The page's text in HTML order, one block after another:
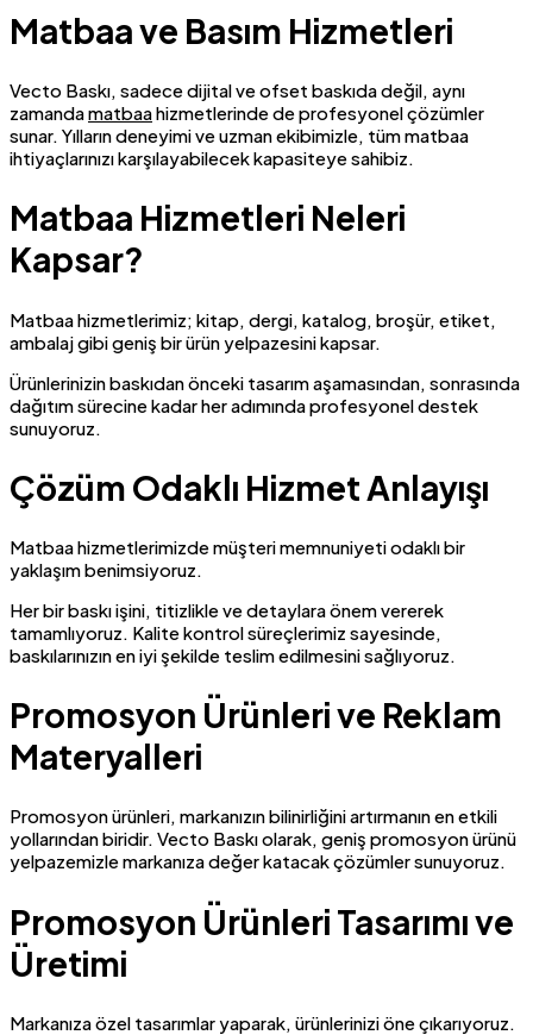
Matbaa ve Basım Hizmetleri
Vecto Baskı, sadece dijital ve ofset baskıda değil, aynı
zamandamatbaahizmetlerinde de profesyonel çözümler
sunar. Yılların deneyimi ve uzman ekibimizle, tüm matbaa
ihtiyaçlarınızı karşılayabilecek kapasiteye sahibiz.
Matbaa Hizmetleri Neleri
Kapsar?
Matbaa hizmetlerimiz; kitap, dergi, katalog, broşür, etiket,
ambalaj gibi geniş bir ürün yelpazesini kapsar.
Ürünlerinizin baskıdan önceki tasarım aşamasından, sonrasında
dağıtım sürecine kadar her adımında profesyonel destek
sunuyoruz.
Çözüm Odaklı Hizmet Anlayışı
Matbaa hizmetlerimizde müşteri memnuniyeti odaklı bir
yaklaşım benimsiyoruz.
Her bir baskı işini, titizlikle ve detaylara önem vererek
tamamlıyoruz. Kalite kontrol süreçlerimiz sayesinde,
baskılarınızın en iyi şekilde teslim edilmesini sağlıyoruz.
Promosyon Ürünleri ve Reklam
Materyalleri
Promosyon ürünleri, markanızın bilinirliğini artırmanın en etkili
yollarından biridir. Vecto Baskı olarak, geniş promosyon ürünü
yelpazemizle markanıza değer katacak çözümler sunuyoruz.
Promosyon Ürünleri Tasarımı ve
Üretimi
Markanıza özel tasarımlar yaparak, ürünlerinizi öne çıkarıyoruz.